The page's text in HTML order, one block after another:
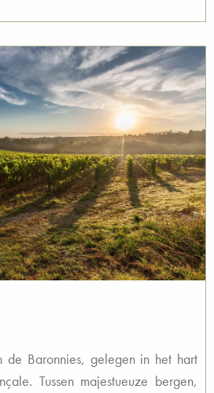
de Baronnies, gelegen in het hart
Tussen majestueuze bergen,